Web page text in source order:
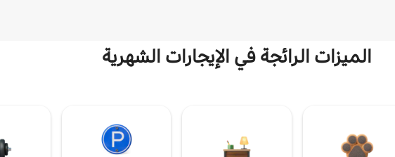
الميزات الرائجة في الإيجارات الشهرية